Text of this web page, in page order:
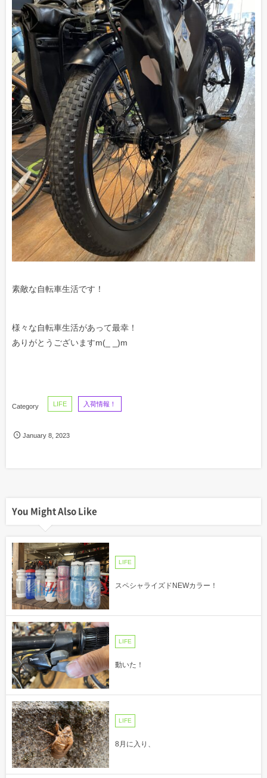
素敵な自転車生活です！
様々な自転車生活があって最幸！
ありがとうございますm(_ _)m
LIFE 入荷情報！
January 8 ,2023
You Might Also Like
LIFE
スペシャライズドNEWカラー！
LIFE
動いた！
LIFE
8月に入り、